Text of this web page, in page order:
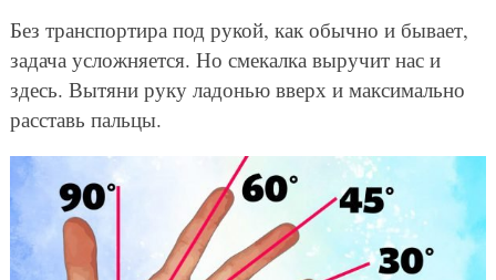
Без транспортира под рукой, как обычно и бывает,
задача усложняется. Но смекалка выручит нас и
здесь. Вытяни руку ладонью вверх и максимально
расставь пальцы.